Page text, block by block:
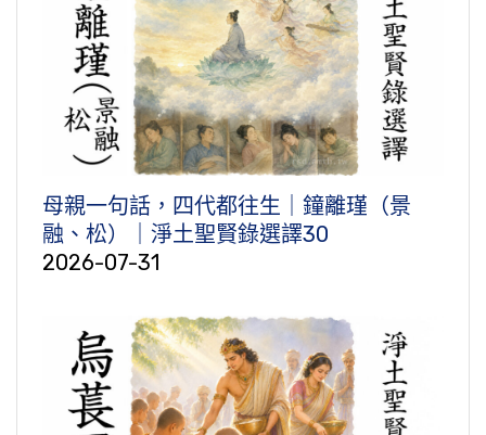
母親一句話，四代都往生｜鐘離瑾（景
融、松）｜淨土聖賢錄選譯30
2026-07-31